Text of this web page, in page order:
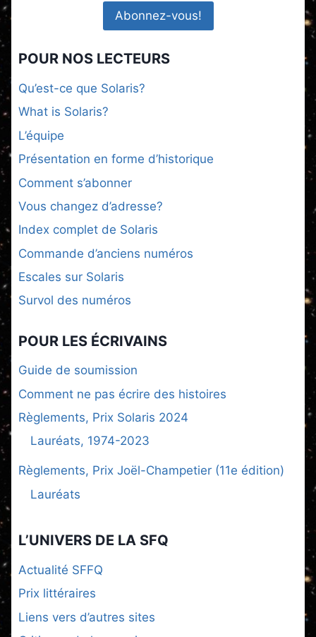
POUR NOS LECTEURS
Qu’est-ce que Solaris?
What is Solaris?
L’équipe
Présentation en forme d’historique
Comment s’abonner
Vous changez d’adresse?
Index complet de Solaris
Commande d’anciens numéros
Escales sur Solaris
Survol des numéros
POUR LES ÉCRIVAINS
Guide de soumission
Comment ne pas écrire des histoires
Règlements, Prix Solaris 2024
Lauréats, 1974-2023
Règlements, Prix Joël-Champetier (11e édition)
Lauréats
L’UNIVERS DE LA SFQ
Actualité SFFQ
Prix littéraires
Liens vers d’autres sites